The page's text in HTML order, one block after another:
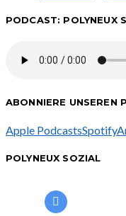
PODCAST: POLYNEUX
ABONNIERE UNSEREN
Apple PodcastsSpotify
POLYNEUX SOZIAL